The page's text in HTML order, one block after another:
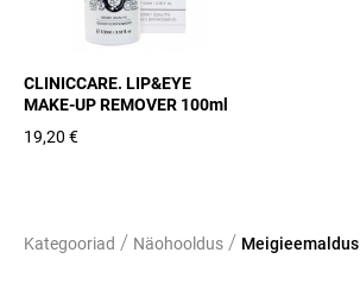
CLINICCARE. LIP&EYE
MAKE-UP REMOVER 100ml
19,20 €
Kategooriad / Näohooldus / Meigieemaldus